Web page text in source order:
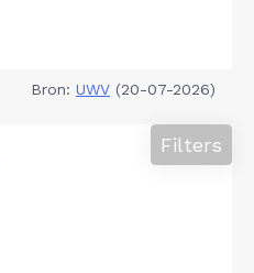
Bron: UWV (20-07-2026)
Filters